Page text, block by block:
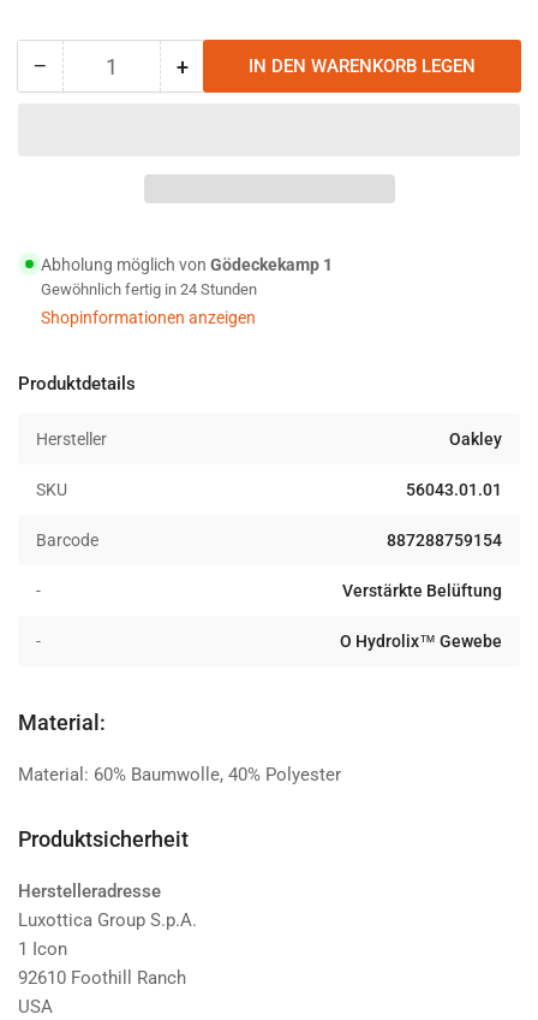
− Menge
Coyote
Anzahl +Menge
Utility
LS
Coyote
IN DEN WARENKORB LEGEN
Abholung möglich von Gödeckekamp 1
Gewöhnlich fertig in 24 Stunden
Shopinformationen anzeigen
Produktdetails
Hersteller Oakley
SKU 56043.01.01
Barcode 887288759154
- Verstärkte Belüftung
- O Hydrolix™ Gewebe
Material:
Material: 60% Baumwolle, 40% Polyester
Produktsicherheit
Herstelleradresse
Luxottica Group S.p.A.
1 Icon
92610 Foothill Ranch
USA